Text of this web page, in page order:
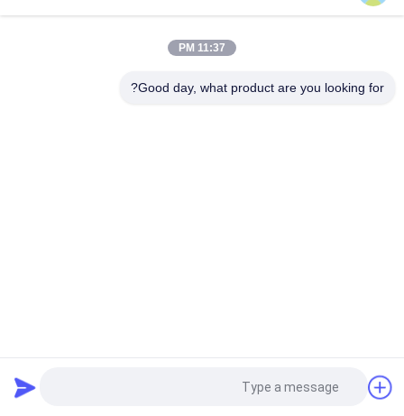
نخ دوخت مقاوم در برابر حرارت فولاد ضد زنگ 316L ، مقاومت در
درخواست نقل قول
11:37 PM
Good day, what product are you looking for?